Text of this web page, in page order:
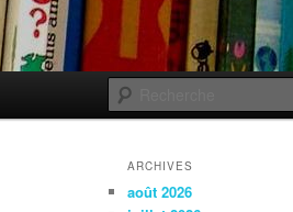
ARCHIVES
août 2026